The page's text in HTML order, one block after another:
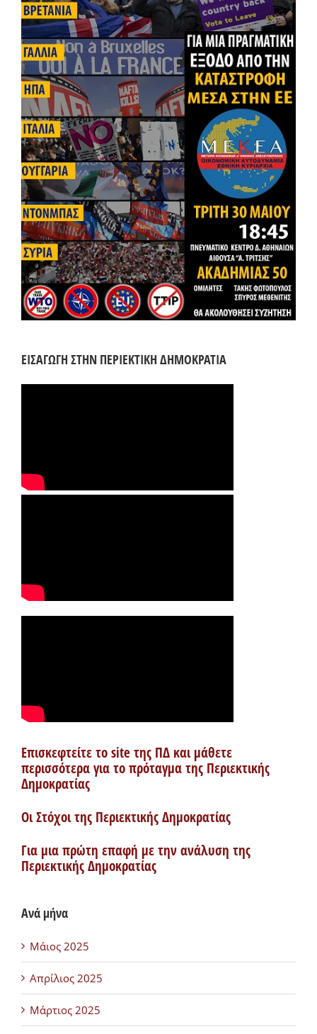
ΕΙΣΑΓΩΓΗ ΣΤΗΝ ΠΕΡΙΕΚΤΙΚΗ ΔΗΜΟΚΡΑΤΙΑ
Επισκεφτείτε το site της ΠΔ και μάθετε
περισσότερα για το πρόταγμα της Περιεκτικής
Δημοκρατίας
Οι Στόχοι της Περιεκτικής Δημοκρατίας
Για μια πρώτη επαφή με την ανάλυση της
Περιεκτικής Δημοκρατίας
Ανά μήνα
Μάιος 2025
Απρίλιος 2025
Μάρτιος 2025